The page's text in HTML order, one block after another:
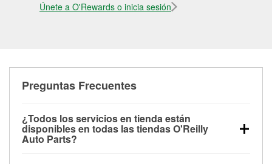
Únete a O'Rewards o inicia sesión
Preguntas Frecuentes
¿Todos los servicios en tienda están
disponibles en todas las tiendas O'Reilly
Auto Parts?